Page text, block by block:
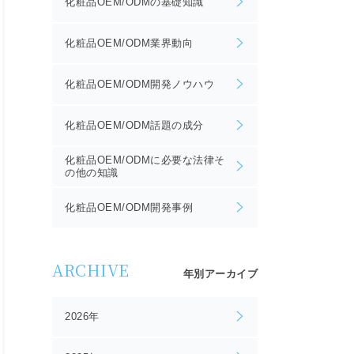
化粧品OEM/ODM業界動向
化粧品OEM/ODM開発ノウハウ
化粧品OEM/ODM話題の成分
化粧品OEM/ODMに必要な法律そ
の他の知識
化粧品OEM/ODM開発事例
ARCHIVE 年別アーカイブ
2026年